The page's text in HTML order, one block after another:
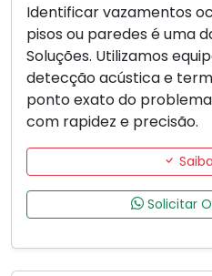
Identificar vazamentos
pisos ou paredes é uma
Soluções. Utilizamos
detecção acústica e
ponto exato do
com rapidez e precisão.
Solicitar